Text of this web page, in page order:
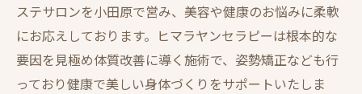
ステサロンを小田原で営み、美容や健康のお悩みに柔軟
にお応えしております。ヒマラヤンセラピーは根本的な
要因を見極め体質改善に導く施術で、姿勢矯正なども行
っており健康で美しい身体づくりをサポートいたしま